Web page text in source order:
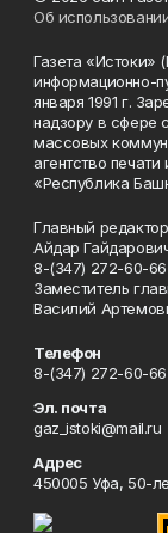
Об
Газета «Истоки»
информационно-
января 1991 г.
надзору в сфере
массовых
агентство
«Республика
Главный редактор
Айдар
8-(347) 272-60-66
Заместитель
Василий
Телефон
8-(347) 272-60-66
Эл. почта
gaz_istoki@mail.ru
Адрес
450005 Уфа, 50-